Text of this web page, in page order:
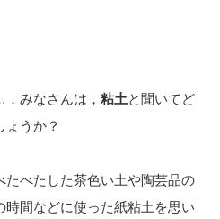
みなさんは， 粘土と聞いてど
ょうか？
たべたした茶色い土や陶芸品の
時間などに使った紙粘土を思い